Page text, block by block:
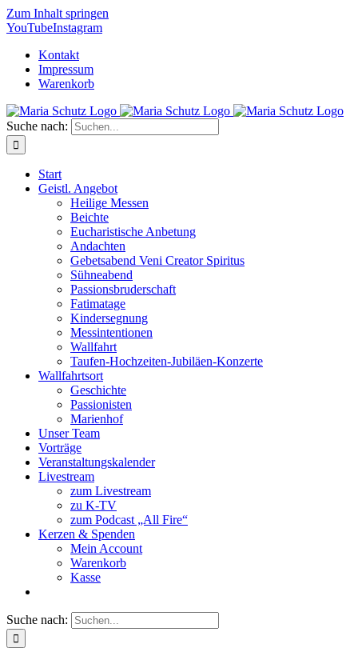
Zum Inhalt springen
YouTubeInstagram
Kontakt
Impressum
Warenkorb
Suche nach:
Start
Geistl. Angebot
Heilige Messen
Beichte
Eucharistische Anbetung
Andachten
Gebetsabend Veni Creator Spiritus
Sühneabend
Passionsbruderschaft
Fatimatage
Kindersegnung
Messintentionen
Wallfahrt
Taufen-Hochzeiten-Jubiläen-Konzerte
Wallfahrtsort
Geschichte
Passionisten
Marienhof
Unser Team
Vorträge
Veranstaltungskalender
Livestream
zum Livestream
zu K-TV
zum Podcast „All Fire“
Kerzen & Spenden
Mein Account
Warenkorb
Kasse
Suche nach: